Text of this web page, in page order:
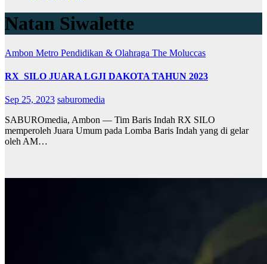
Natan Siwalette
Ambon Metro Pendidikan & Olahraga The Moluccas
RX SILO JUARA LGJI DAKOTA TAHUN 2023
Sep 25, 2023 saburomedia
SABUROmedia, Ambon — Tim Baris Indah RX SILO
memperoleh Juara Umum pada Lomba Baris Indah yang di gelar
oleh AM…